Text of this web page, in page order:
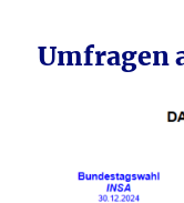
Umfragen